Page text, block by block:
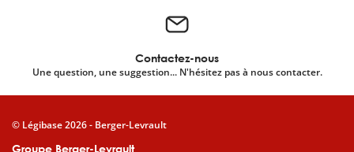
Contactez-nous
Une question, une suggestion... N'hésitez pas à nous contacter.
Groupe Berger-Levrault
© Légibase 2026 - Berger-Levrault